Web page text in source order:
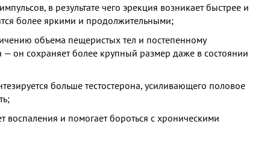
в результате чего эрекция возникает быстрее и
более яркими и продолжительными;
объема пещеристых тел и постепенному
он сохраняет более крупный размер даже в состоянии
больше тестостерона, усиливающего половое
и помогает бороться с хроническими